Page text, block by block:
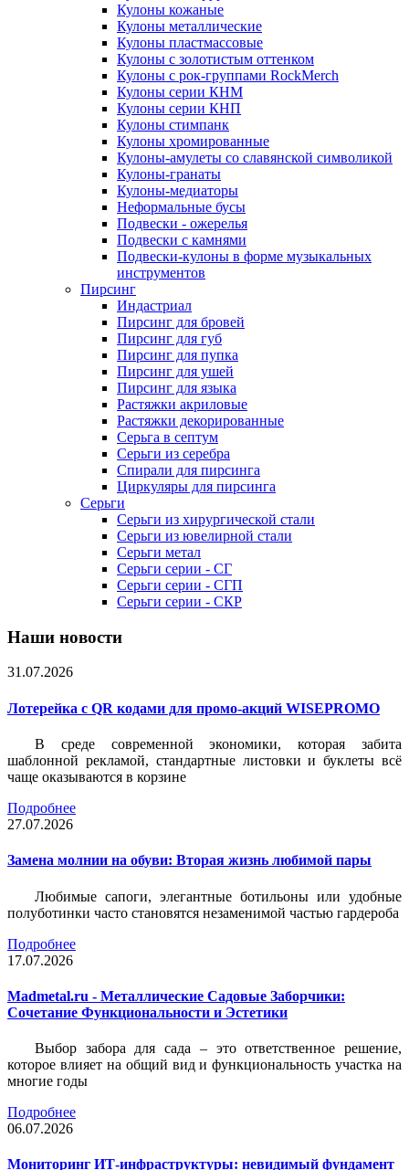
Кулоны кожаные
Кулоны металлические
Кулоны пластмассовые
Кулоны с золотистым оттенком
Кулоны с рок-группами RockMerch
Кулоны серии КНМ
Кулоны серии КНП
Кулоны стимпанк
Кулоны хромированные
Кулоны-амулеты со славянской символикой
Кулоны-гранаты
Кулоны-медиаторы
Неформальные бусы
Подвески - ожерелья
Подвески с камнями
Подвески-кулоны в форме музыкальных
инструментов
Пирсинг
Индастриал
Пирсинг для бровей
Пирсинг для губ
Пирсинг для пупка
Пирсинг для ушей
Пирсинг для языка
Растяжки акриловые
Растяжки декорированные
Серьга в септум
Серьги из серебра
Спирали для пирсинга
Циркуляры для пирсинга
Серьги
Серьги из хирургической стали
Серьги из ювелирной стали
Серьги метал
Серьги серии - СГ
Серьги серии - СГП
Серьги серии - СКР
Наши новости
31.07.2026
Лотерейка c QR кодами для промо-акций WISEPROMO
В среде современной экономики, которая забита
шаблонной рекламой, стандартные листовки и буклеты всё
чаще оказываются в корзине
Подробнее
27.07.2026
Замена молнии на обуви: Вторая жизнь любимой пары
Любимые сапоги, элегантные ботильоны или удобные
полуботинки часто становятся незаменимой частью гардероба
Подробнее
17.07.2026
Madmetal.ru - Металлические Садовые Заборчики:
Сочетание Функциональности и Эстетики
Выбор забора для сада – это ответственное решение,
которое влияет на общий вид и функциональность участка на
многие годы
Подробнее
06.07.2026
Мониторинг ИТ-инфраструктуры: невидимый фундамент